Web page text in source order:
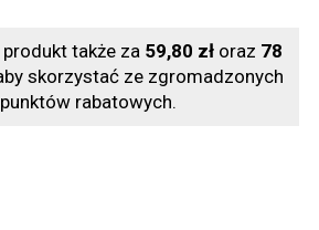
także za 59,80 złoraz 78
skorzystać ze zgromadzonych
rabatowych.